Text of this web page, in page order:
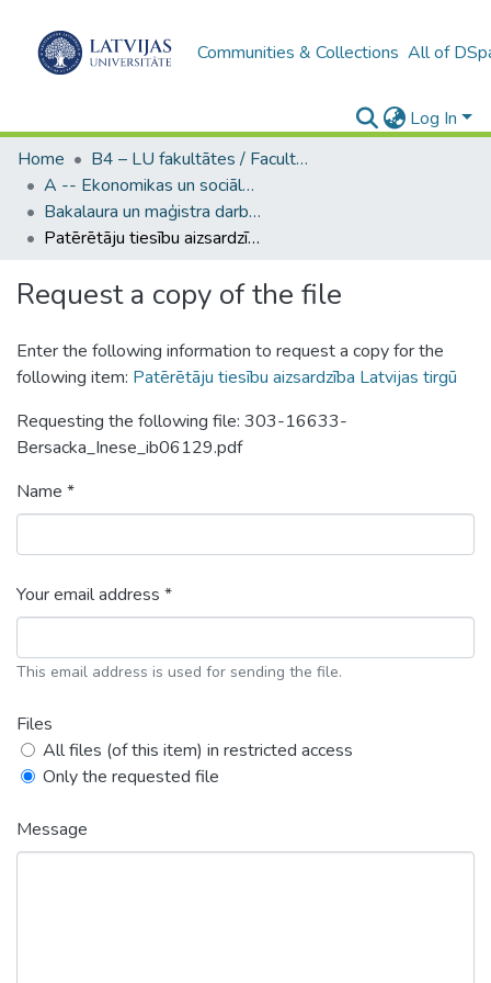
Communities & Collections All of
Log In
Home
B4 – LU fakultātes / Faculties of the UL
A -- Ekonomikas un sociālo zinātņu fakultāte / Faculty of Economics and Social Sciences
Bakalaura un maģistra darbi (ESZF) / Bachelor's and Master's theses
Patērētāju tiesību aizsardzība Latvijas tirgū
Request a copy of the file
Enter the following information to request a copy for the
following item: Patērētāju tiesību aizsardzība Latvijas tirgū
Requesting the following file: 303-16633-
Bersacka_Inese_ib06129.pdf
Name *
Your email address *
This email address is used for sending the file.
Files
All files (of this item) in restricted access
Only the requested file
Message